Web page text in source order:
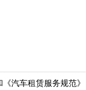
汽车租赁服务规范》